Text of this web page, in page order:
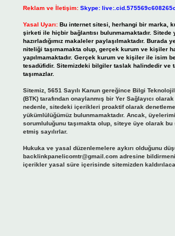
Reklam ve İletişim: Skype:
Yasal Uyarı: Bu internet sitesi, herhangi bir marka,
şirketi ile hiçbir bağlantısı bulunmamaktadır. Sitede
hazırladığımız makaleler paylaşılmaktadır. Burada
niteliği taşımamakta olup, gerçek kurum ve kişiler
yapılmamaktadır. Gerçek kurum ve kişiler ile isim
tesadüfidir. Sitemizdeki bilgiler taslak halindedir ve
taşımazlar.
Sitemiz, 5651 Sayılı Kanun gereğince Bilgi
(BTK) tarafından onaylanmış bir Yer Sağlayıcı
nedenle, sitedeki içerikleri proaktif olarak
yükümlülüğümüz bulunmamaktadır. Ancak,
sorumluluğunu taşımakta olup, siteye üye olarak bu
etmiş sayılırlar.
Hukuka ve yasal düzenlemelere aykırı olduğunu
backlinkpanelicomtr@gmail.comadresine
içerikler yasal süre içerisinde sitemizden